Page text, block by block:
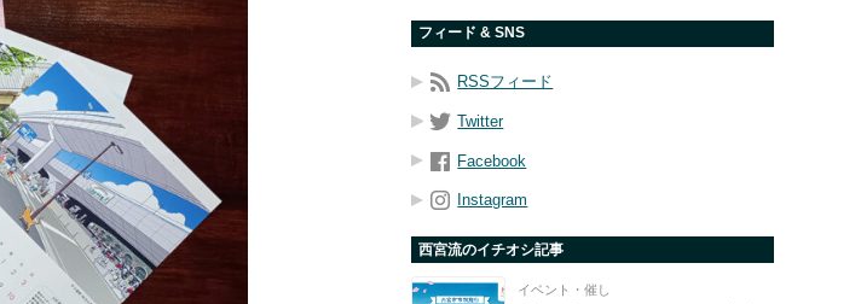
フィード & SNS
RSSフィード
Twitter
Facebook
Instagram
西宮流のイチオシ記事
イベント・催し